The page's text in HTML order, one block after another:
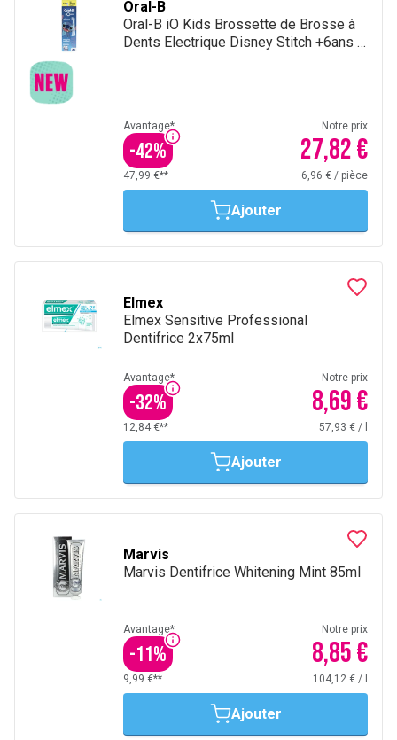
Oral-B
Oral-B iO Kids Brossette de Brosse à
Dents Electrique Disney Stitch +6ans 4
Avantage*
-42%
Notre prix
27,82 €
47,99 €** 6,96 € / pièce
Ajouter
Elmex
Elmex Sensitive Professional
Dentifrice 2x75ml
Avantage*
-32%
Notre prix
8,69 €
12,84 €** 57,93 € /
Ajouter
Marvis
Marvis Dentifrice Whitening Mint 85ml
Avantage*
-11%
Notre prix
8,85 €
9,99 €** 104,12 € /
Ajouter